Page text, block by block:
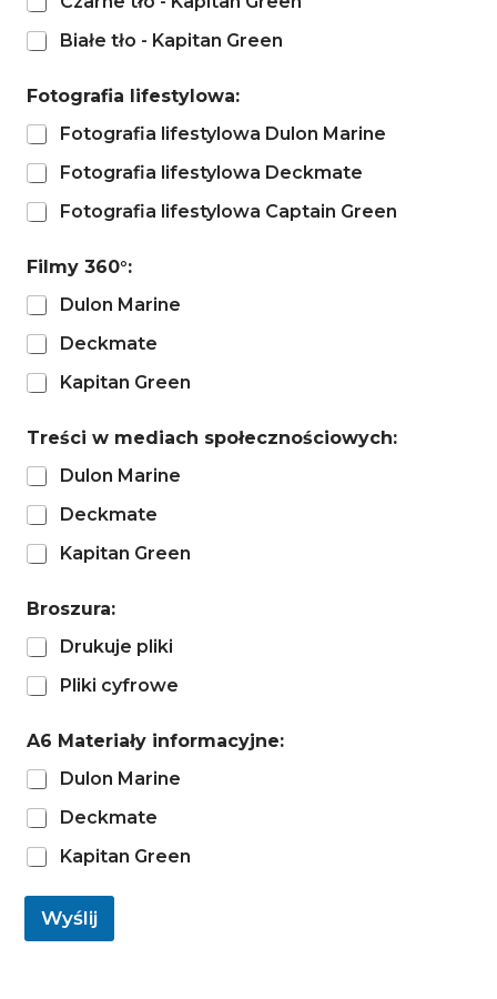
Białe tło - Kapitan Green
Fotografia lifestylowa:
Fotografia lifestylowa Dulon Marine
Fotografia lifestylowa Deckmate
Fotografia lifestylowa Captain Green
Filmy 360°:
Dulon Marine
Deckmate
Kapitan Green
Treści w mediach społecznościowych:
Dulon Marine
Deckmate
Kapitan Green
Broszura:
Drukuje pliki
Pliki cyfrowe
A6 Materiały informacyjne:
Dulon Marine
Deckmate
Kapitan Green
Wyślij